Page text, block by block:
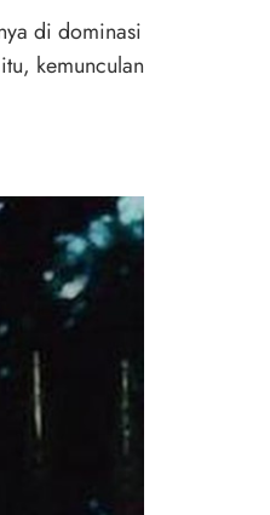
di dominasi
kemunculan